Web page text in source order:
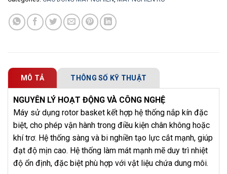
MÔ TẢ THÔNG SỐ KỸ THUẬT
NGUYÊN LÝ HOẠT ĐỘNG VÀ CÔNG NGHỆ
Máy sử dụng rotor basket kết hợp hệ thống nắp kín đặc
biệt, cho phép vận hành trong điều kiện chân không hoặc
khí trơ. Hệ thống sàng và bi nghiền tạo lực cắt mạnh, giúp
đạt độ mịn cao. Hệ thống làm mát mạnh mẽ duy trì nhiệt
độ ổn định, đặc biệt phù hợp với vật liệu chứa dung môi.